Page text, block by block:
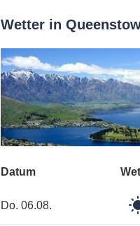
Wetter in
Datum
Do. 06.08.